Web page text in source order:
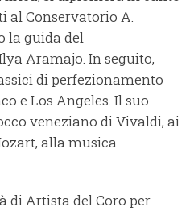
al Conservatorio A.
la guida del
Aramajo. In seguito,
di perfezionamento
e Los Angeles. Il suo
veneziano di Vivaldi, ai
alla musica
di Artista del Coro per